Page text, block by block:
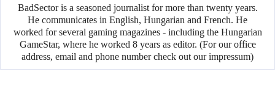
BadSector is a seasoned journalist for more than twenty years.
He communicates in English, Hungarian and French. He
worked for several gaming magazines - including the Hungarian
GameStar, where he worked 8 years as editor. (For our office
address, email and phone number check out our impressum)